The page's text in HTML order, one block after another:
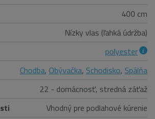
400 cm
Nízky vlas (ľahká údržba)
polyester
Chodba, Obývačka, Schodisko, Spálňa
22 - domácnosť, stredná záťaž
Vhodný pre podlahové kúrenie